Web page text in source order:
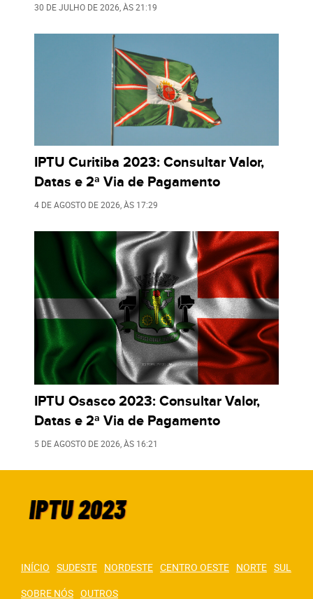
30 DE JULHO DE 2026 , ÀS21:19
IPTU Curitiba 2023: Consultar Valor,
Datas e 2ª Via de Pagamento
4 DE AGOSTO DE 2026, ÀS 17:29
IPTU Osasco 2023: Consultar Valor,
Datas e 2ª Via de Pagamento
5 DE AGOSTO DE 2026 , ÀS 16:21
INÍCIO SUDESTE NORDESTE CENTRO OESTE NORTE SUL
SOBRE NÓS OUTROS